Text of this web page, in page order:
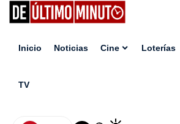
Inicio Noticias Cine Loterías
TV